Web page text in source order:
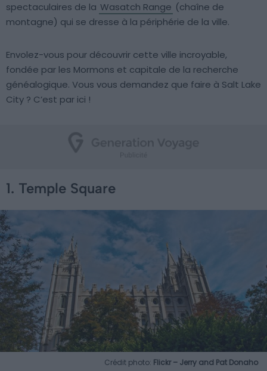
spectaculaires de la Wasatch Range (chaîne de
montagne) qui se dresse à la périphérie de la ville.
Envolez-vous pour découvrir cette ville incroyable,
fondée par les Mormons et capitale de la recherche
généalogique. Vous vous demandez que faire à Salt Lake
City ? C’est par ici !
1. Temple Square
Crédit photo: Flickr – Jerry and Pat Donaho